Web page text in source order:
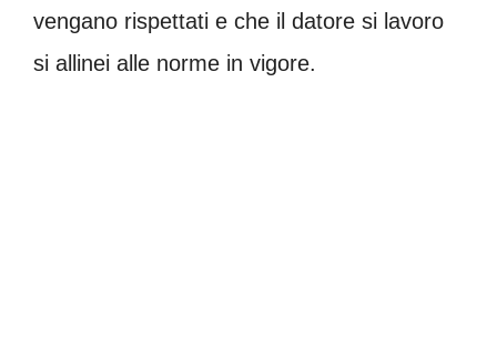
vengano rispettati e che il datore si lavoro
si allinei alle norme in vigore.